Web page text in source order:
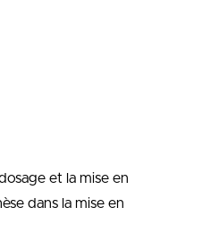
et la mise en
dans la mise en